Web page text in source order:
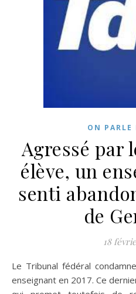
ON PARLE
Agressé par
élève, un
senti
de
18
Le Tribunal fédéral condamne un père ayant agressé un
enseignant en 2017. Ce